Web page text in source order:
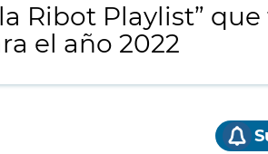
Ribot Playlist”
el año 2022